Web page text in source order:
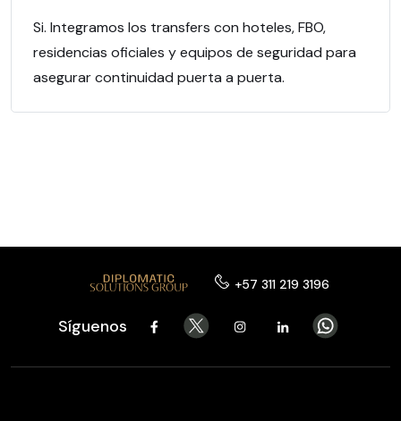
Si. Integramos los transfers con hoteles, FBO,
residencias oficiales y equipos de seguridad para
asegurar continuidad puerta a puerta.
+57 311 219 3196
Síguenos